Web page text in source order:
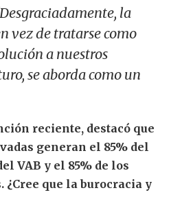
la
vez de tratarse como
a nuestros
se aborda como un
reciente, destacó que
generan el 85% del
VAB y el 85% de los
¿Cree que la burocracia y